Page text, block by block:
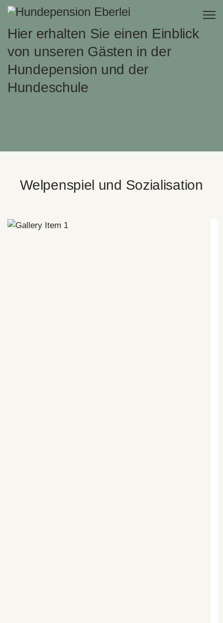
Hier erhalten Sie einen Einblick
von unseren Gästen in der
Hundepension und der
Hundeschule
Welpenspiel und Sozialisation